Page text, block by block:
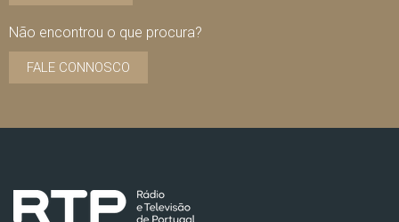
Não encontrou o que procura?
FALE CONNOSCO